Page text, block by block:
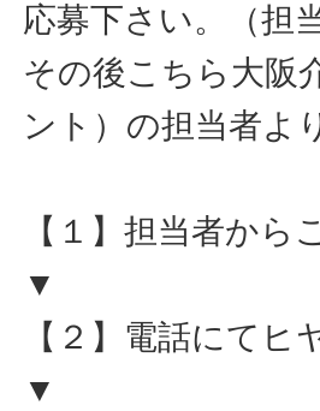
応募下さい。（担
その後こちら大阪
ント）の担当者よ
【１】担当者から
▼
【２】電話にて
▼